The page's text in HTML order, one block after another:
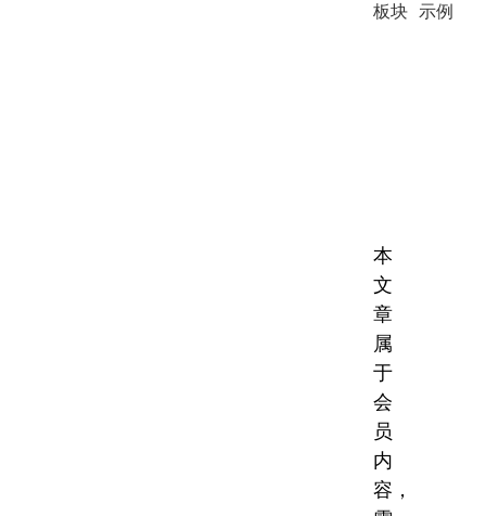
板块 示例
本
文
章
属
于
会
员
内
容，